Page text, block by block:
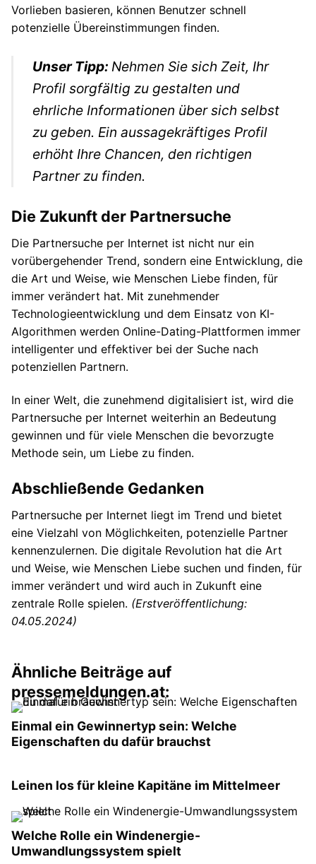
Vorlieben basieren, können Benutzer schnell
potenzielle Übereinstimmungen finden.
Unser Tipp:Nehmen Sie sich Zeit, Ihr
Profil sorgfältig zu gestalten und
ehrliche Informationen über sich selbst
zu geben. Ein aussagekräftiges Profil
erhöht Ihre Chancen, den richtigen
Partner zu finden.
Die Zukunft der Partnersuche
Die Partnersuche per Internet ist nicht nur ein
vorübergehender Trend, sondern eine Entwicklung, die
die Art und Weise, wie Menschen Liebe finden, für
immer verändert hat. Mit zunehmender
Technologieentwicklung und dem Einsatz von KI-
Algorithmen werden Online-Dating-Plattformen immer
intelligenter und effektiver bei der Suche nach
potenziellen Partnern.
In einer Welt, die zunehmend digitalisiert ist, wird die
Partnersuche per Internet weiterhin an Bedeutung
gewinnen und für viele Menschen die bevorzugte
Methode sein, um Liebe zu finden.
Abschließende Gedanken
Partnersuche per Internet liegt im Trend und bietet
eine Vielzahl von Möglichkeiten, potenzielle Partner
kennenzulernen. Die digitale Revolution hat die Art
und Weise, wie Menschen Liebe suchen und finden, für
immer verändert und wird auch in Zukunft eine
zentrale Rolle spielen. (Erstveröffentlichung:
04.05.2024)
Ähnliche Beiträge auf
pressemeldungen.at:
Einmal ein Gewinnertyp sein: Welche
Eigenschaften du dafür brauchst
Leinen los für kleine Kapitäne im Mittelmeer
Welche Rolle ein Windenergie-
Umwandlungssystem spielt